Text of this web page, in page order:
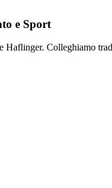
e Sport
Haflinger. Colleghiamo